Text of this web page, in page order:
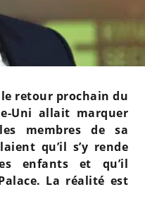
retour prochain du
Uni allait marquer
membres de sa
qu’il s’y rende
enfants et qu’il
La réalité est